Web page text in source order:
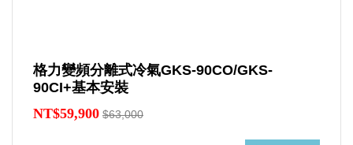
格力變頻分離式冷氣GKS-90CO/GKS-
90CI+基本安裝
NT$59,900 $63,000